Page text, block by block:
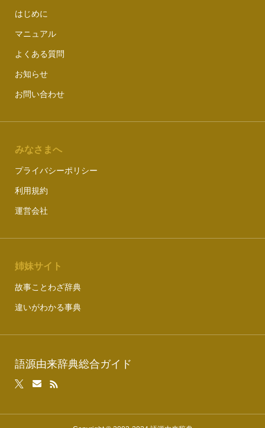
はじめに
マニュアル
よくある質問
お知らせ
お問い合わせ
みなさまへ
プライバシーポリシー
利用規約
運営会社
姉妹サイト
故事ことわざ辞典
違いがわかる事典
語源由来辞典総合ガイド